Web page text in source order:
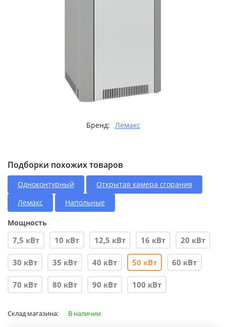
Бренд: Лемакс
Подборки похожих товаров
Одноконтурный
Открытая камера сгорания
Лемакс
Напольные
Мощность
7,5 кВт 10 кВт 12,5 кВт 16 кВт 20 кВт
30 кВт 35 кВт 40 кВт 50 кВт 60 кВт
70 кВт 80 кВт 90 кВт 100 кВт
Склад магазина: В наличии